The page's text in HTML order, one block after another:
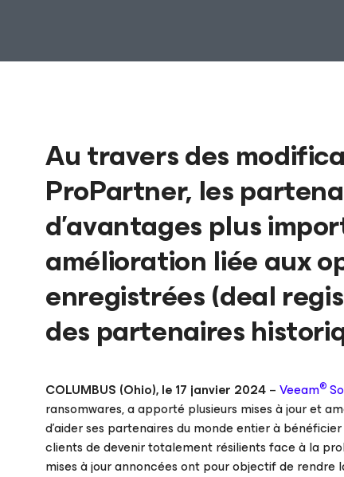
Au travers des
ProPartner, les
d’avantages plus
amélioration liée aux
enregistrées (deal
des partenaires
COLUMBUS (Ohio), le 17 janvier 2024–Veeam®
ransomwares, a apporté plusieurs mises à jour et
d’aider ses partenaires du monde entier à
clients de devenir totalement résilients face à la
mises à jour annoncées ont pour objectif de